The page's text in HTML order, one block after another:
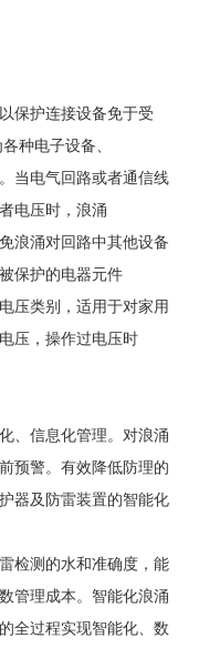
保护连接设备免于受
种电子设备、
当电气回路或者通信线
电压时，浪涌
浪涌对回路中其他设备
保护的电器元件
压类别，适用于对家用
压，操作过电压时
、信息化管理。对浪涌
预警。有效降低防理的
器及防雷装置的智能化
检测的水和准确度，能
管理成本。智能化浪涌
全过程实现智能化、数